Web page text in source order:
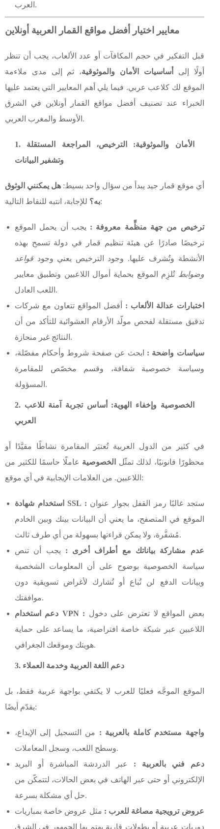
العرب.
معايير اختيار أفضل مواقع القمار العربية أونلاين
قبل التفكير في حجم المكافآت أو عدد الألعاب، يجب أن تنظر
أولًا إلى
أساسيات الأمان والموثوقية، ثم إلى مدى ملاءمة
الموقع لك كلاعب عربي. فيما يلي أهم المعايير التي يعتمد عليها
الخبراء عند تصنيف أفضل مواقع القمار أونلاين في الشرق
الأوسط والمغرب العربي.
1. الأمان والموثوقية: الترخيص، المراجعة المستقلة
وتشفير البيانات
أي موقع قمار جيد يبدأ من سؤال واحد بسيط: هل يمكنني الوثوق
به؟للإجابة، انتبه للنقاط التالية:
ترخيص من جهة منظِّمة معروفة : يجب أن يحمل الموقع
ترخيصًا صادرًا عن هيئة تنظيم قمار في دولة تسمح بهذه
الأنشطة وتُشرف عليها. وجود الترخيص يعني وجود قواعد
وضوابط تُلزِم الموقع بحماية أموال اللاعبين وتطبيق معايير
اللعب العادل.
اختبارات عدالة الألعاب : أفضل المواقع تتعاون مع شركات
تدقيق مستقلة لفحص مولّد الأرقام العشوائية للتأكد من أن
النتائج غير منحازة.
سياسات واضحة : ابحث عن صفحة شروط وأحكام مفصّلة،
وسياسة خصوصية شفافة، وقسم مخصّص للمقامرة
المسؤولة.
2. الخصوصية وإخفاء الهوية: أساس تجربة آمنة للاعب
العربي
في كثير من الدول العربية تُعتبَر المقامرة نشاطًا مقيَّدًا أو
محظورًا قانونيًا، لذلك تمثّل
الخصوصية عاملًا حاسمًا للكثير من
اللاعبين. من العلامات الإيجابية في أي موقع:
استخدام شهادة SSL :
الموقع في المتصفح، ما يعني أن البيانات بينك وبين الخادم
مُشفَّرة، ولا يمكن قراءتها بسهولة من أي طرف ثالث.
عدم مشاركة بياناتك مع أطراف أخرى : يجب أن تنص
سياسة الخصوصية بوضوح على أن المعلومات الشخصية
وبيانات الدفع لن تُباع أو تُشارك لأغراض تسويقية دون
موافقتك.
دعم استخدام VPN :
اللاعبين عبر شبكة خاصة افتراضية، ما يساعد على حماية
هويتك وموقعك الجغرافي.
3. دعم اللغة العربية وخدمة العملاء
الموقع الموجَّه فعليًا للعرب لا يكتفي بواجهة عربية فقط، بل
يقدّم أيضًا:
واجهة مستخدم كاملة بالعربية : من التسجيل إلى الإيداع،
وسطح اللعب، وسجل المعاملات.
دعم فني بالعربية : عبر الدردشة المباشرة أو البريد
الإلكتروني أو حتى عبر الهاتف في بعض الحالات، لتتمكّن من
حل أي مشكلة بسرعة.
عروض ترويجية مصاغة للعرب : مثل عروض خاصة بمباريات
دوريات عربية أو بطولات قارية يهتم بها الجمهور في الشرق